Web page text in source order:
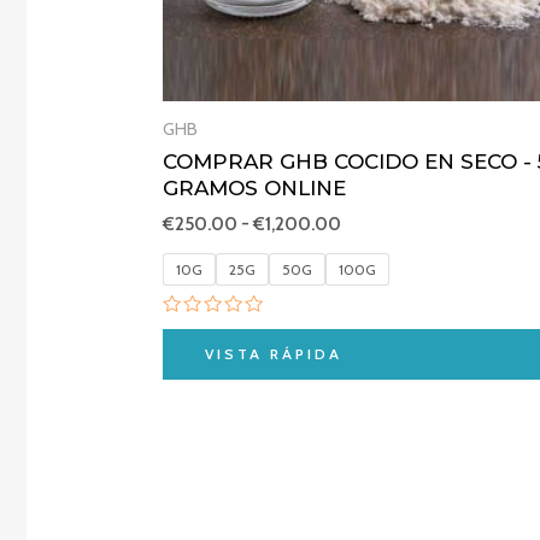
GHB
COMPRAR GHB COCIDO EN SECO -
GRAMOS ONLINE
€250.00 - €1,200.00
10G 25G 50G 100G
Valorado
de
VISTA RÁPIDA